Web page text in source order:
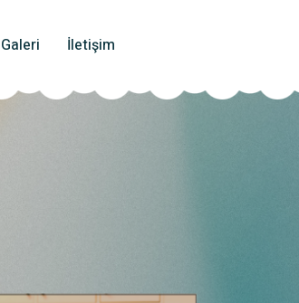
Galeri İletişim